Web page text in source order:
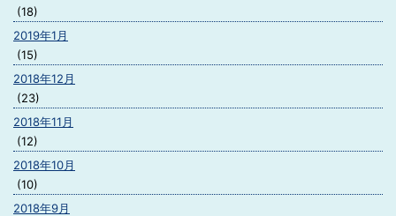
(18)
2019年1月
(15)
2018年12月
(23)
2018年11月
(12)
2018年10月
(10)
2018年9月